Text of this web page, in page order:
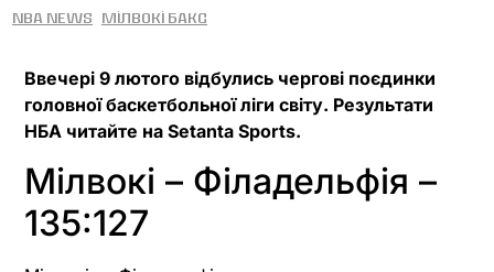
NBA News Мілвокі Бакс
Ввечері 9 лютого відбулись чергові поєдинки
головної баскетбольної ліги світу. Результати
НБА читайте на Setanta Sports.
Мілвокі – Філадельфія –
135:127